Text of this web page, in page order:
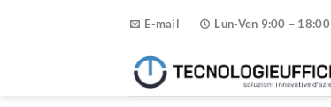
E-mail Lun-Ven 9:00 – 18:00